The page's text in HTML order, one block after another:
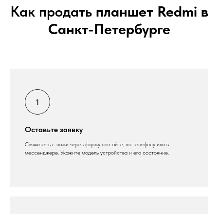
Как продать планшет Redmi в
Санкт-Петербурге
Оставьте заявку
Свяжитесь с нами через форму на сайте, по телефону или в
мессенджере. Укажите модель устройства и его состояние.